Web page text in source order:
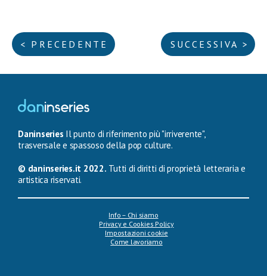
< PRECEDENTE SUCCESSIVA >
Daninseries Il punto di riferimento più "irriverente",
trasversale e spassoso della pop culture.
© daninseries.it 2022. Tutti di diritti di proprietà letteraria e
artistica riservati.
Info – Chi siamo
Privacy e Cookies Policy
Impostazioni cookie
Come lavoriamo